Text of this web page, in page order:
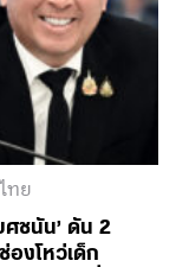
ทย
ชนัน’ ดัน 2
องโหว่เด็ก